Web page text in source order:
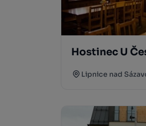
Hostinec U
Lipnice nad